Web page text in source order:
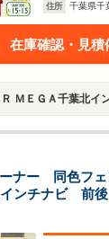
住所
千葉県千
在庫確認・見積
ＭＥＧＡ千葉北イ
ナー 同色フ
ンチナビ 前後
シートヒータ
ク パワーバッ